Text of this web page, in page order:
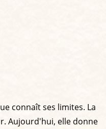
connaît ses limites. La
Aujourd'hui, elle donne